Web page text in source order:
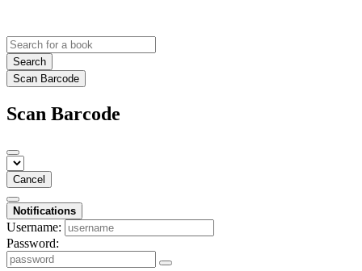
Search
Scan Barcode
Scan Barcode
Cancel
Notifications
Username:
Password: